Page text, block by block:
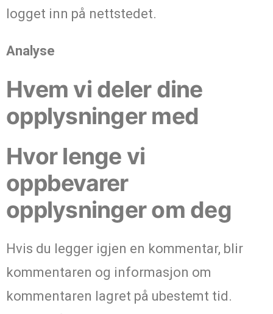
logget inn på nettstedet.
Analyse
Hvem vi deler dine
opplysninger med
Hvor lenge vi
oppbevarer
opplysninger om deg
Hvis du legger igjen en kommentar, blir
kommentaren og informasjon om
kommentaren lagret på ubestemt tid.